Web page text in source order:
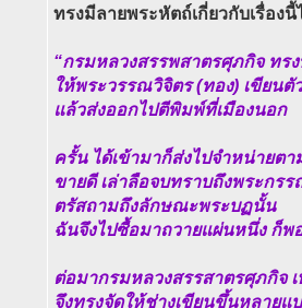
ทรงมีลายพระหัตถ์เกี่ยวกับเรื่องนี้
“กรมหลวงสรรพสาตรศุภกิจ ทร
ให้พระวรรณวิจิตร (ทอง) เขียนตั
แล้วส่งออกไปตีพิมพ์ที่เมืองนอก
ครั้น ได้เข้ามาก็ส่งไปจำหน่ายต
ขายดี เล่าลือจบทราบถึงพระกร
ตรัสถามถึงลักษณะพระบฏนั้น
ฉันจึงไปซื้อมาถวายแผ่นหนึ่ง ก็พ
ต่อมากรมหลวงสรรสาตรศุภกิจ
จึงทรงจัดให้ช่างเขียนขึ้นหลายแ